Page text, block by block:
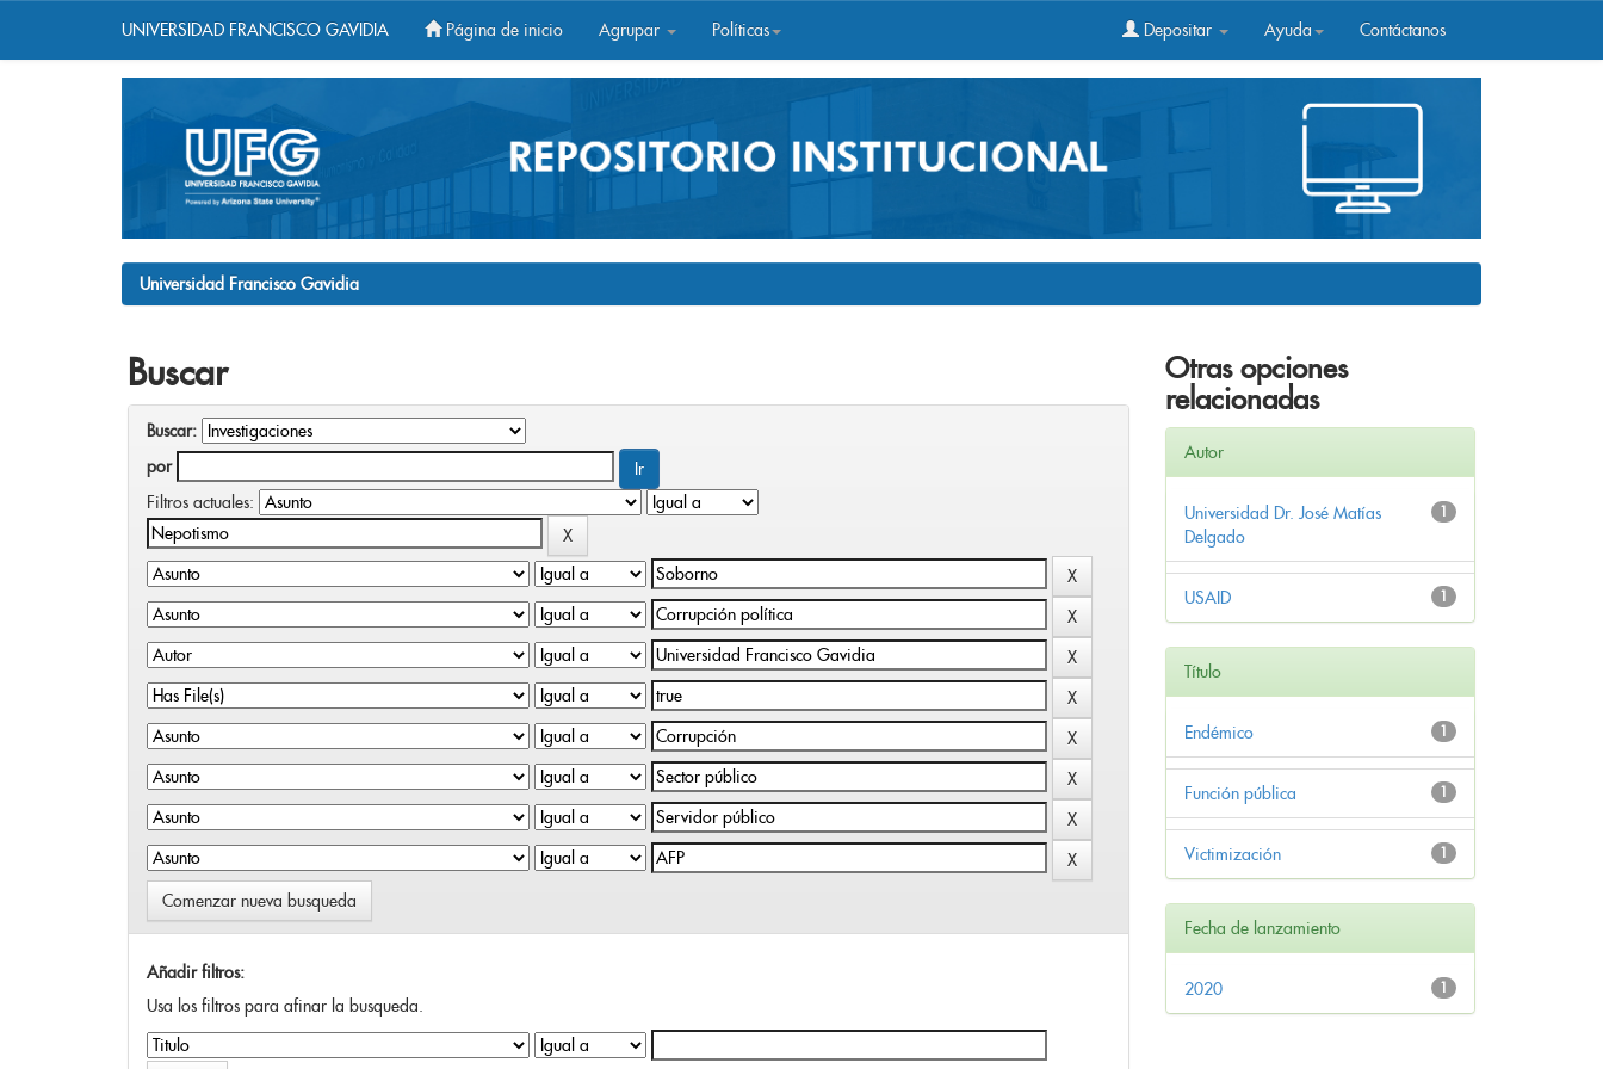
UNIVERSIDAD FRANCISCO GAVIDIA Página de inicio Agrupar Políticas Depositar Ayuda Contáctanos
Universidad Francisco Gavidia
Buscar
Buscar:
por
Filtros actuales:
Comenzar nueva busqueda
Añadir filtros:
Usa los filtros para afinar la busqueda.
Otras opciones
relacionadas
Autor
1
Universidad Dr. José Matías
Delgado
1
USAID
Título
1
Endémico
1
Función pública
1
Victimización
Fecha de lanzamiento
1
2020